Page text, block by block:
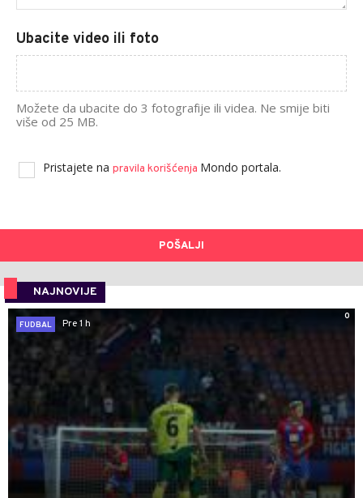
Ubacite video ili foto
Možete da ubacite do 3 fotografije ili videa. Ne smije biti
više od 25 MB.
Pristajete na pravila korišćenja Mondo portala.
POŠALJI
NAJNOVIJE
0
FUDBAL
Pre 1 h